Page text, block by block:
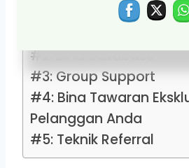
Table of Contents
#2: Bina Database
#3: Group Support
#4: Bina Tawaran
Pelanggan Anda
#5: Teknik Referral